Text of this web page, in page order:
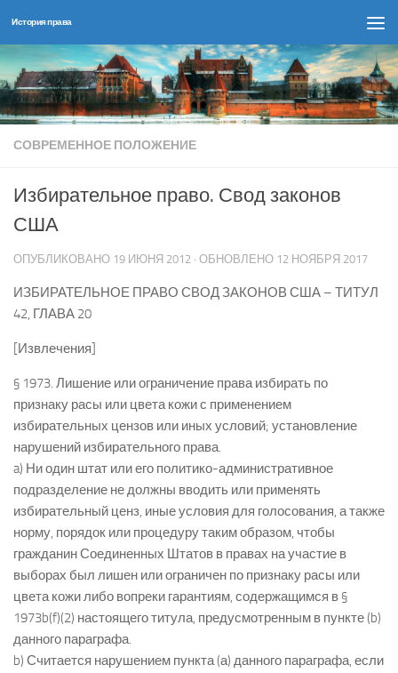
Перейти к содержимому
История права
СОВРЕМЕННОЕ ПОЛОЖЕНИЕ
Избирательное право. Свод законов
США
ОПУБЛИКОВАНО 19 ИЮНЯ 2012 · ОБНОВЛЕНО 12 НОЯБРЯ 2017
ИЗБИРАТЕЛЬНОЕ ПРАВО СВОД ЗАКОНОВ США – ТИТУЛ
42, ГЛАВА 20
[Извлечения]
§ 1973. Лишение или ограничение права избирать по
признаку расы или цвета кожи с применением
избирательных цензов или иных условий; установление
нарушений избирательного права.
a) Ни один штат или его политико-административное
подразделение не должны вводить или применять
избирательный ценз, иные условия для голосования, а также
норму, порядок или процедуру таким образом, чтобы
гражданин Соединенных Штатов в правах на участие в
выборах был лишен или ограничен по признаку расы или
цвета кожи либо вопреки гарантиям, содержащимся в §
1973b(f)(2) настоящего титула, предусмотренным в пункте (b)
данного параграфа.
b) Считается нарушением пункта (а) данного параграфа, если